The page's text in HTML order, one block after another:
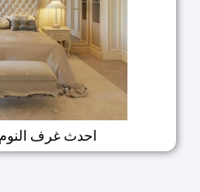
احدث غرف النوم